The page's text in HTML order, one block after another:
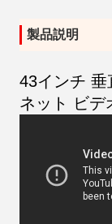
製品説明
43インチ
ネット ビデ